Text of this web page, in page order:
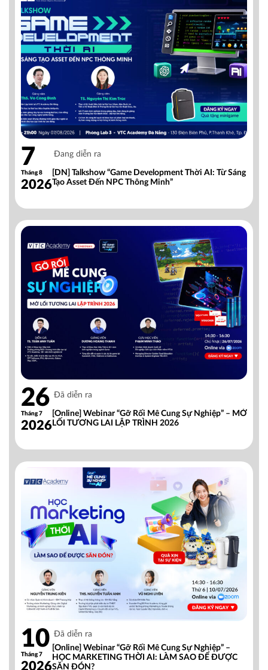
7
Tháng 8
2026
Đang diễn ra
[DN] Talkshow “Game Development Thời AI: Từ Sáng
Tạo Asset Đến NPC Thông Minh”
26
Tháng 7
2026
Đã diễn ra
[Online] Webinar “Gỡ Rối Mê Cung Sự Nghiệp” – MỞ
LỐI TƯƠNG LAI LẬP TRÌNH 2026
10
Tháng 7
2026
Đã diễn ra
[Online] Webinar “Gỡ Rối Mê Cung Sự Nghiệp” –
HỌC MARKETING THỜI AI: LÀM SAO ĐỂ ĐƯỢC
SĂN ĐÓN?